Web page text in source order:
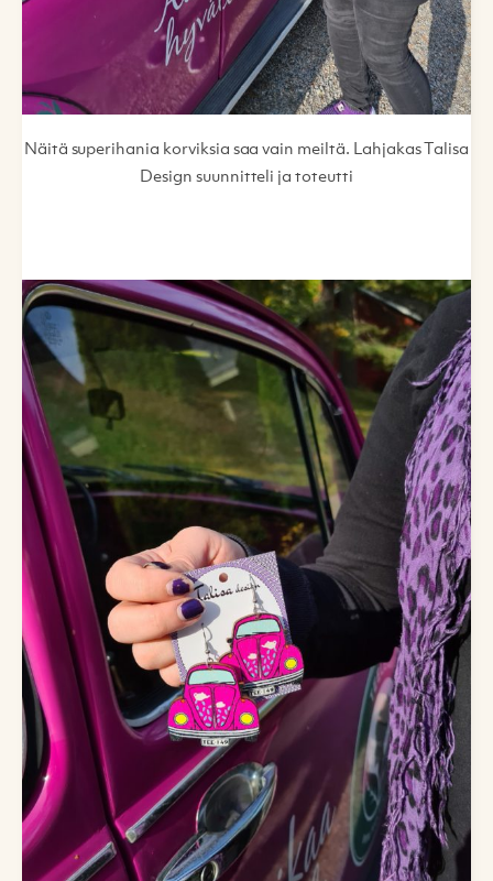
Näitä superihania korviksia saa vain meiltä. Lahjakas Talisa
Design suunnitteli ja toteutti